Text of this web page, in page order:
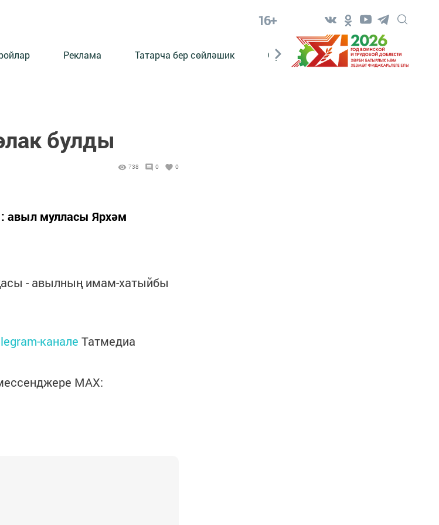
16+
Реклама Татарча бер сөйләшик Сүз тарихы Яшь хәбәрче
булды
738 0 0
авыл мулласы Ярхәм
- авылның имам-хатыйбы
канале Татмедиа
MАХ: